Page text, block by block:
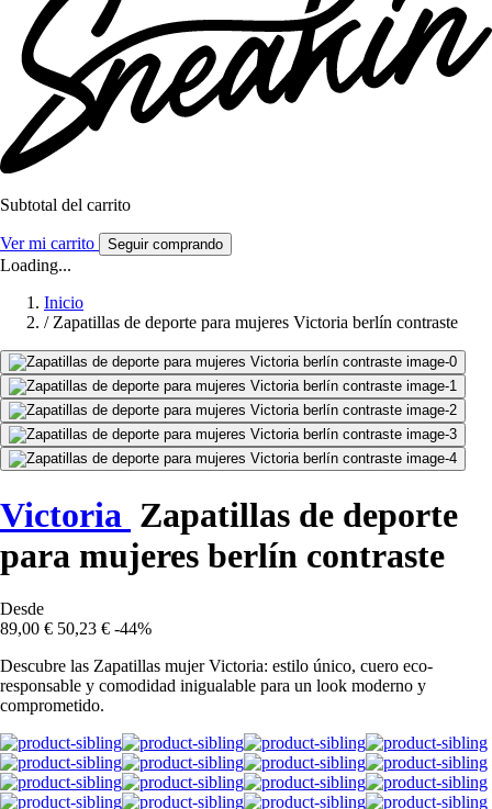
Subtotal del carrito
Ver mi carrito Seguir comprando
Loading...
Inicio
/ Zapatillas de deporte para mujeres Victoria berlín contraste
Victoria Zapatillas de deporte
para mujeres berlín contraste
Desde
89,00 € 50,23 € -44%
Descubre las Zapatillas mujer Victoria: estilo único, cuero eco-
responsable y comodidad inigualable para un look moderno y
comprometido.